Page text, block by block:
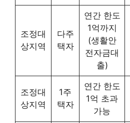
조정대
상지역
다주
택자
연간 한도
1억까지
(생활안
전자금대
출)
조정대
상지역
1주
택자
연간 한도
1억 초과
가능